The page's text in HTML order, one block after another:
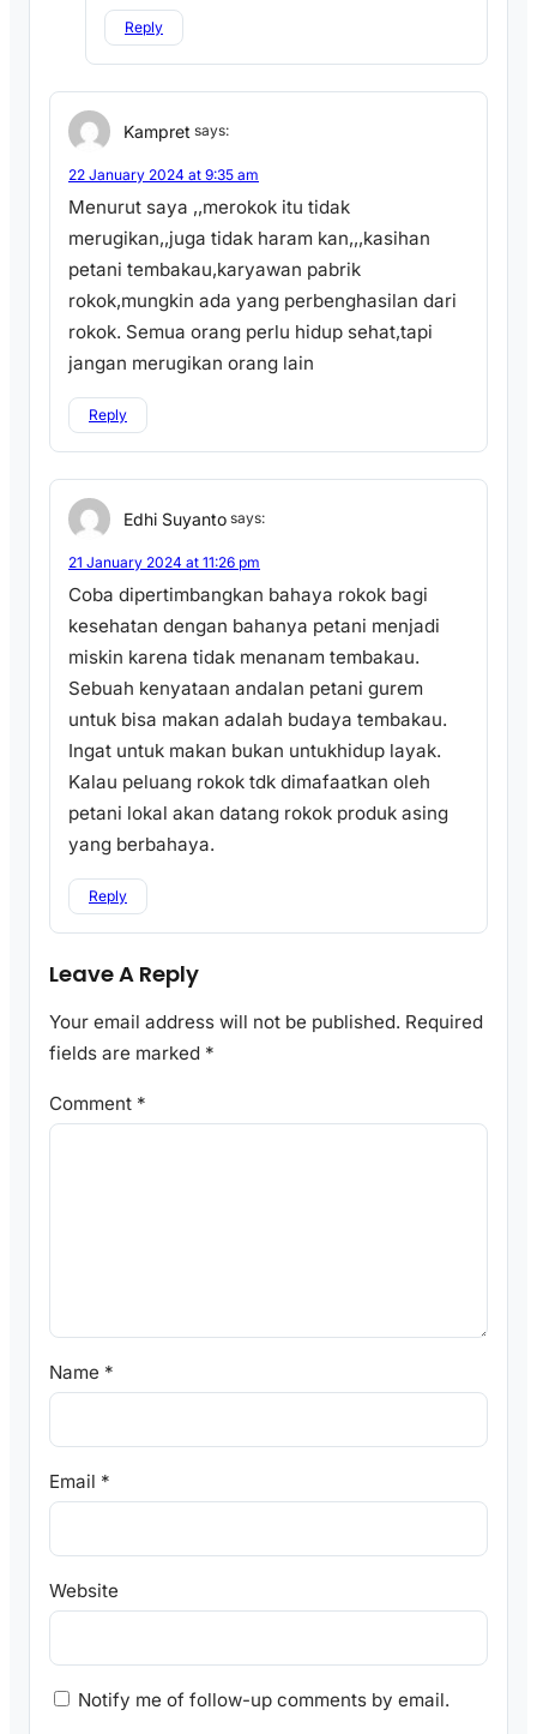
Reply
Kampret says:
22 January 2024 at 9:35 am
Menurut saya ,,merokok itu tidak
merugikan,,juga tidak haram kan,,,kasihan
petani tembakau,karyawan pabrik
rokok,mungkin ada yang perbenghasilan dari
rokok. Semua orang perlu hidup sehat,tapi
jangan merugikan orang lain
Reply
Edhi Suyanto says:
21 January 2024 at 11:26 pm
Coba dipertimbangkan bahaya rokok bagi
kesehatan dengan bahanya petani menjadi
miskin karena tidak menanam tembakau.
Sebuah kenyataan andalan petani gurem
untuk bisa makan adalah budaya tembakau.
Ingat untuk makan bukan untukhidup layak.
Kalau peluang rokok tdk dimafaatkan oleh
petani lokal akan datang rokok produk asing
yang berbahaya.
Reply
Leave A Reply
Your email address will not be published. Required
fields are marked *
Comment *
Name *
Email *
Website
Notify me of follow-up comments by email.